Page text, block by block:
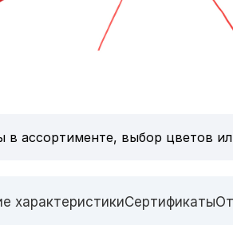
в ассортименте, выбор цветов
характеристикиСертификаты